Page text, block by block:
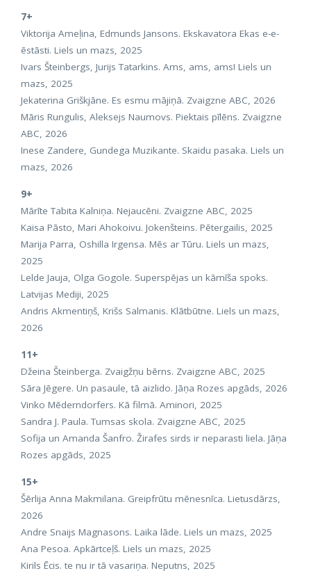
7+
Viktorija Ameļina, Edmunds Jansons. Ekskavatora Ekas e-e-
ēstāsti. Liels un mazs, 2025
Ivars Šteinbergs, Jurijs Tatarkins. Ams, ams, ams! Liels un
mazs, 2025
Jekaterina Griškjāne. Es esmu mājiņā. Zvaigzne ABC, 2026
Māris Rungulis, Aleksejs Naumovs. Piektais pīlēns. Zvaigzne
ABC, 2026
Inese Zandere, Gundega Muzikante. Skaidu pasaka. Liels un
mazs, 2026
9+
Mārīte Tabita Kalniņa. Nejaucēni. Zvaigzne ABC, 2025
Kaisa Pāsto, Mari Ahokoivu. Jokenšteins. Pētergailis, 2025
Marija Parra, Oshilla Irgensa. Mēs ar Tūru. Liels un mazs,
2025
Lelde Jauja, Olga Gogole. Superspējas un kāmīša spoks.
Latvijas Mediji, 2025
Andris Akmentiņš, Krišs Salmanis. Klātbūtne. Liels un mazs,
2026
11+
Džeina Šteinberga. Zvaigžņu bērns. Zvaigzne ABC, 2025
Sāra Jēgere. Un pasaule, tā aizlido. Jāņa Rozes apgāds, 2026
Vinko Mēderndorfers. Kā filmā. Aminori, 2025
Sandra J. Paula. Tumsas skola. Zvaigzne ABC, 2025
Sofija un Amanda Šanfro. Žirafes sirds ir neparasti liela. Jāņa
Rozes apgāds, 2025
15+
Šērlija Anna Makmilana. Greipfrūtu mēnesnīca. Lietusdārzs,
2026
Andre Snaijs Magnasons. Laika lāde. Liels un mazs, 2025
Ana Pesoa. Apkārtceļš. Liels un mazs, 2025
Kirils Ēcis. te nu ir tā vasariņa. Neputns, 2025